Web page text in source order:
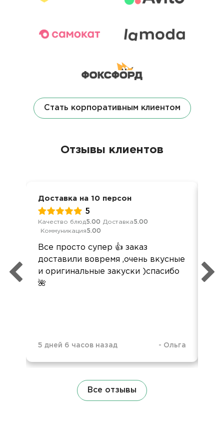
Стать корпоративным клиентом
Отзывы клиентов
Доставка на 10 персон
5
Качество блюд5.00 Доставка5.00
Коммуникация5.00
Все просто супер 👍 заказ
доставили вовремя ,очень вкусные
и оригинальные закуски )спасибо
🌺
5 дней 6 часов назад - Ольга
Все отзывы